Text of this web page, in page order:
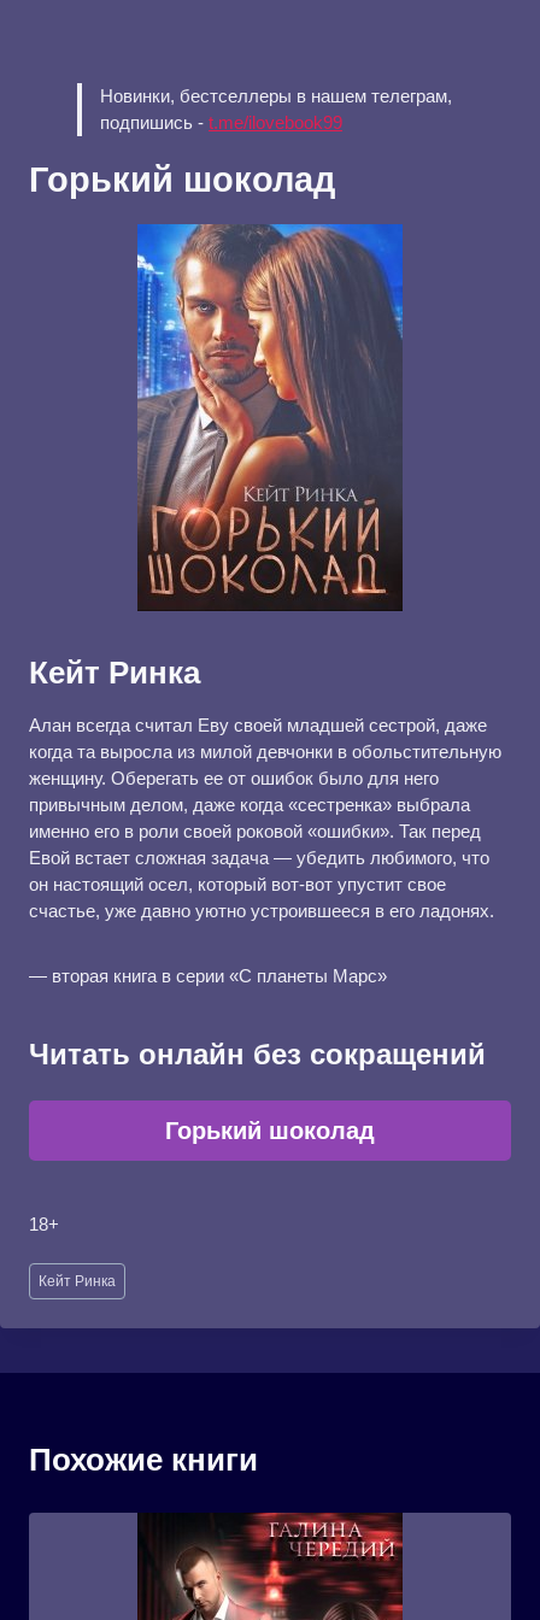
Новинки, бестселлеры в нашем телеграм,
подпишись - t.me/ilovebook99
Горький шоколад
Кейт Ринка
Алан всегда считал Еву своей младшей сестрой, даже
когда та выросла из милой девчонки в обольстительную
женщину. Оберегать ее от ошибок было для него
привычным делом, даже когда «сестренка» выбрала
именно его в роли своей роковой «ошибки». Так перед
Евой встает сложная задача — убедить любимого, что
он настоящий осел, который вот-вот упустит свое
счастье, уже давно уютно устроившееся в его ладонях.
— вторая книга в серии «С планеты Марс»
Читать онлайн без сокращений
Горький шоколад
18+
Метки
записи:
Кейт Ринка
Похожие книги